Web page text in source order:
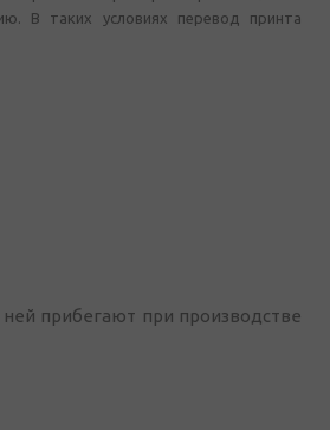
В таких условиях перевод принта
прибегают при производстве